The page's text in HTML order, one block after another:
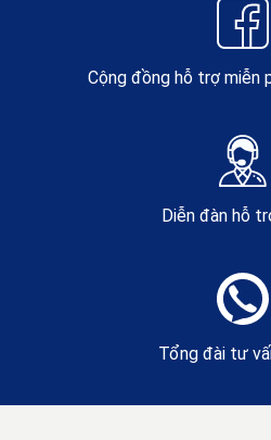
Cộng đồng hỗ trợ miễn
Diễn đàn hỗ
Tổng đài tư